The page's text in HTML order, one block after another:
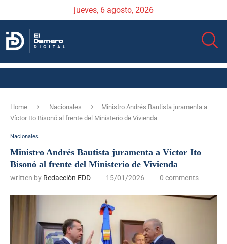
jueves, 6 agosto, 2026
Home Nacionales
Ministro Andrés Bautista juramenta a
Víctor Ito Bisonó al frente del Ministerio de Vivienda
Nacionales
Ministro Andrés Bautista juramenta a Víctor Ito
Bisonó al frente del Ministerio de Vivienda
written by Redacciòn EDD 15/01/2026 0 comments